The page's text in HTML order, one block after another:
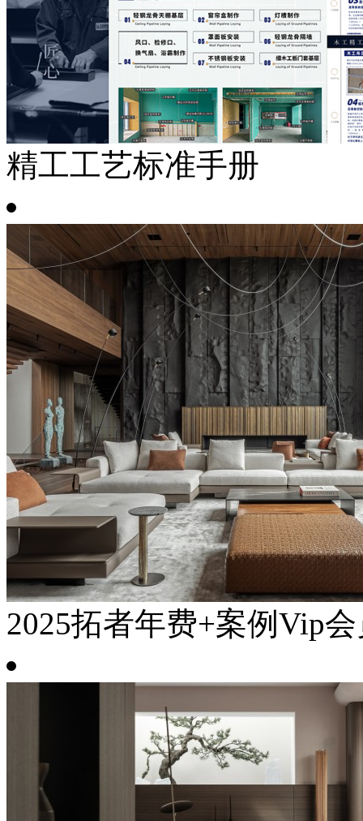
精工工艺标准手册
2025拓者年费+案例Vip